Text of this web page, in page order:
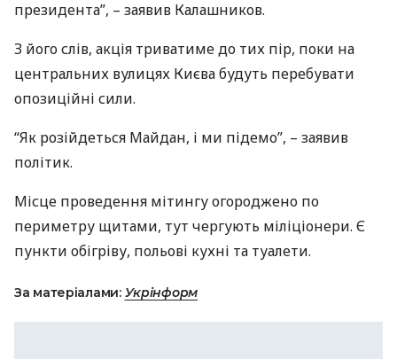
президента”, – заявив Калашников.
З його слів, акція триватиме до тих пір, поки на
центральних вулицях Києва будуть перебувати
опозиційні сили.
“Як розійдеться Майдан, і ми підемо”, – заявив
політик.
Місце проведення мітингу огороджено по
периметру щитами, тут чергують міліціонери. Є
пункти обігріву, польові кухні та туалети.
За матеріалами: Укрінформ